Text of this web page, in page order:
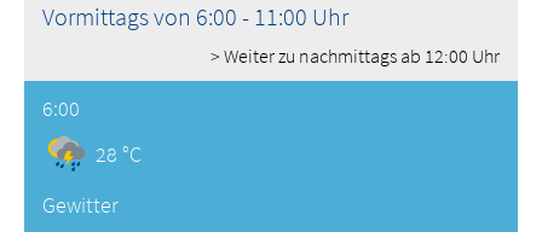
Vormittags von 6:00 - 11:00 Uhr
> Weiter zu nachmittags ab 12:00 Uhr
6:00
28 °C
Gewitter